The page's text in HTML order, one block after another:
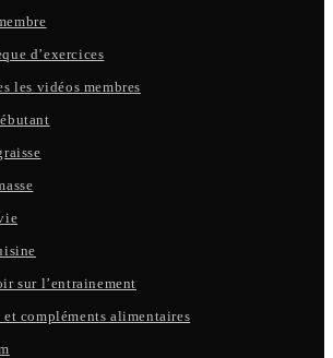
d’exercices
les vidéos membres
sur l’entrainement
compléments alimentaires